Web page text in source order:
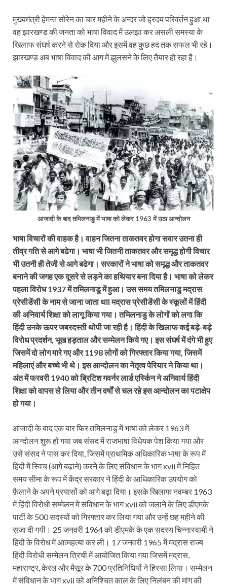
मुख्यमंत्री हेमन्त सोरेन का चार महीने के अन्दर जो ह्रदय परिवर्तन हुआ था
वह झारखण्ड की जनता को भाषा विवाद में उलझा कर असली समस्या के
खिलाफ संघर्ष करने से रोक दिया और इसमें वह कुछ हद तक सफल भी रहे।
झारखण्ड अब भाषा विवाद की आग में झुलसने के लिए तैयार हो रहा है।
आजादी के बाद तमिलनाडु में भाषा को लेकर 1963 में उठा आन्दोलन
भाषा विचारों की वाहक है। वाहन जितना ताकतवर होगा सवार उतना ही
तीव्र गति से आगे बढेगा। भाषा भी जितनी ताकतवर और समृद्ध होगी विचार
भी उतनी ही तेजी से आगे बढेगा। सरकारों ने भाषा को समृद्ध और ताकतवर
बनाने की जगह एक दूसरे से लड़ने का हथियार बना दिया है। भाषा को लेकर
पहला विरोध 1937 में तमिलनाडु में हुआ। उस समय तमिलनाडु मद्रास
प्रेसीडेंसी के नाम से जाना जाता थाI मद्रास प्रेसीडेंसी के स्कूलों में हिंदी
की अनिवार्य शिक्षा को लागू किया गया। तमिलनाडु के लोगों को लगा कि
हिंदी उनके ऊपर जबरदस्ती थोपी जा रही है। हिंदी के खिलाफ कई बड़े-बड़े
विरोध प्रदर्शन, भूख हड़ताल और सम्मेलन किये गए। इस संघर्ष में दंगे भी हुए
जिसमें दो लोग मारे गए और 1198 लोगों को गिरफ्तार किया गया, जिसमें
महिलाएं और बच्चे भी थे। इस आन्दोलन का नेतृत्व पेरियार ने किया था।
अंत में फरवरी 1940 को ब्रिटिश गवर्नर लार्ड एर्स्किन ने अनिवार्य हिंदी
शिक्षा को वापस ले लिया और तीन वर्षों से चल रहे इस आन्दोलन का पटाक्षेप
हो गया।
आजादी के बाद एक बार फिर तमिलनाडु में भाषा को लेकर 1963 में
आन्दोलन शुरू हो गया जब संसद में राजभाषा विधेयक पेश किया गया और
उसे संसद ने पास कर दिया, जिसमें प्राथमिक अधिकारिक भाषा के रूप में
हिंदी में स्विच (आगे बढ़ाने) करने के लिए संविधान के भाग xvii में निहित
समय सीमा के रूप में केंद्र सरकार ने हिंदी के आधिकारिक उपयोग को
फ़ैलाने के अपने प्रयासों को आगे बढ़ा दिया। इसके खिलाफ नवम्बर 1963
में हिंदी विरोधी सम्मेलन में संविधान के भाग xvii को जलाने के लिए डीएमके
पार्टी के 500 सदस्यों को गिरफ्तार कर लिया गया और उन्हें छह महीने की
सजा दी गयी। 25 जनवरी 1964 को डीएमके के एक सदस्य चिन्नास्वामी ने
हिंदी के विरोध में आत्महत्या कर ली। 17 जनवरी 1965 में मद्रास राज्य
हिंदी विरोधी सम्मेलन त्रिची में आयोजित किया गया जिसमें मद्रास,
महाराष्ट्र, केरल और मैसूर के 700 प्रतिनिधियों ने हिस्सा लिया। सम्मेलन
में संविधान के भाग xvii को अनिश्चित काल के लिए निलंबन की मांग की